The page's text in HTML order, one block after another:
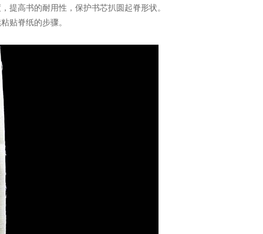
提高书的耐用性，保护书芯扒圆起脊形状。
贴脊纸的步骤。